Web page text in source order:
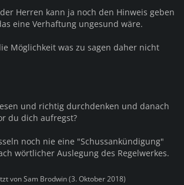
Herren kann ja noch den Hinweis geben
eine Verhaftung ungesund wäre.
Möglichkeit was zu sagen daher nicht
und richtig durchdenken und danach
du dich aufregst?
noch nie eine "Schussankündigung"
wörtlicher Auslegung des Regelwerkes.
vonSam Brodwin(3. Oktober 2018)